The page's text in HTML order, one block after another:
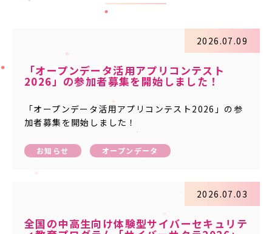
2026.07.09
「オープンデータ活用アプリコンテスト
2026」の参加者募集を開始しました！
「オープンデータ活用アプリコンテスト2026」の参
加者募集を開始しました！
お知らせ オープンデータ
2026.07.03
全国の中高生向け体験型サイバーセキュリテ